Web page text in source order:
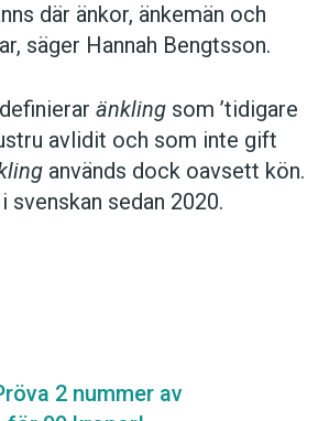
där änkor, änkemän och
säger Hannah Bengtsson.
definierar änkling som ’tidigare
av­lidit och som inte gift
används dock oavsett kön.
svenskan sedan 2020.
2 nummer av